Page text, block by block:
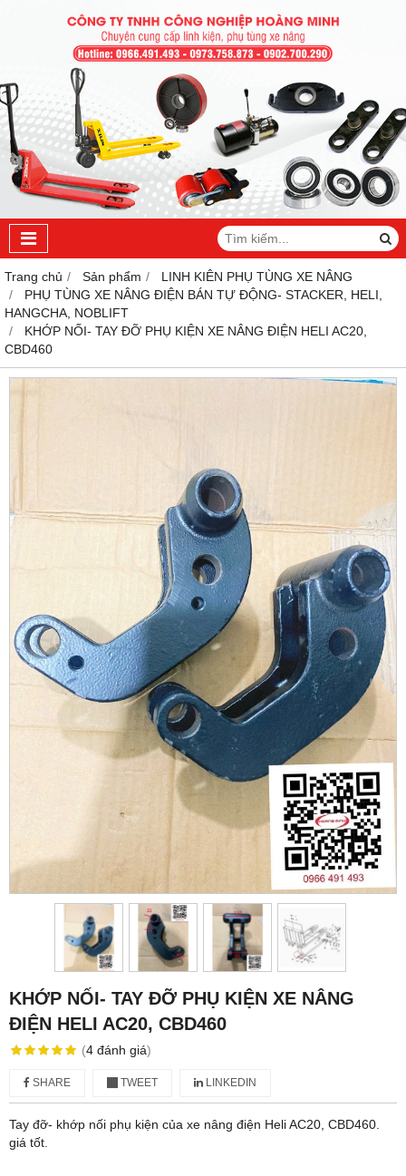
Trang chủ Sản phẩm
LINH KIÊN PHỤ TÙNG XE NÂNG
PHỤ TÙNG XE NÂNG ĐIỆN BÁN TỰ ĐỘNG- STACKER, HELI,
HANGCHA, NOBLIFT
KHỚP NỐI- TAY ĐỠ PHỤ KIỆN XE NÂNG ĐIỆN HELI AC20,
CBD460
KHỚP NỐI- TAY ĐỠ PHỤ KIỆN XE NÂNG
ĐIỆN HELI AC20, CBD460
(4 đánh giá)
SHARE TWEET LINKEDIN
Tay đỡ- khớp nối phụ kiện của xe nâng điện Heli AC20, CBD460.
giá tốt.